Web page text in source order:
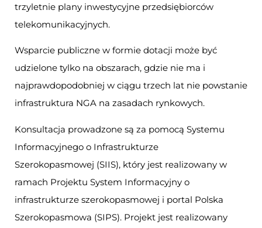
trzyletnie plany inwestycyjne przedsiębiorców
telekomunikacyjnych.
Wsparcie publiczne w formie dotacji może być
udzielone tylko na obszarach, gdzie nie ma i
najprawdopodobniej w ciągu trzech lat nie powstanie
infrastruktura NGA na zasadach rynkowych.
Konsultacja prowadzone są za pomocą Systemu
Informacyjnego o Infrastrukturze
Szerokopasmowej (SIIS), który jest realizowany w
ramach Projektu System Informacyjny o
infrastrukturze szerokopasmowej i portal Polska
Szerokopasmowa (SIPS). Projekt jest realizowany